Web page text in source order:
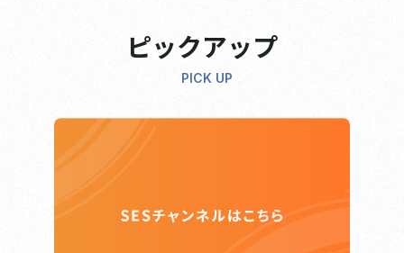
ピックアップ
PICK UP